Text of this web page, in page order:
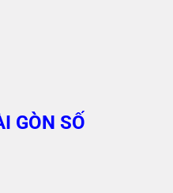
GÒN SỐ